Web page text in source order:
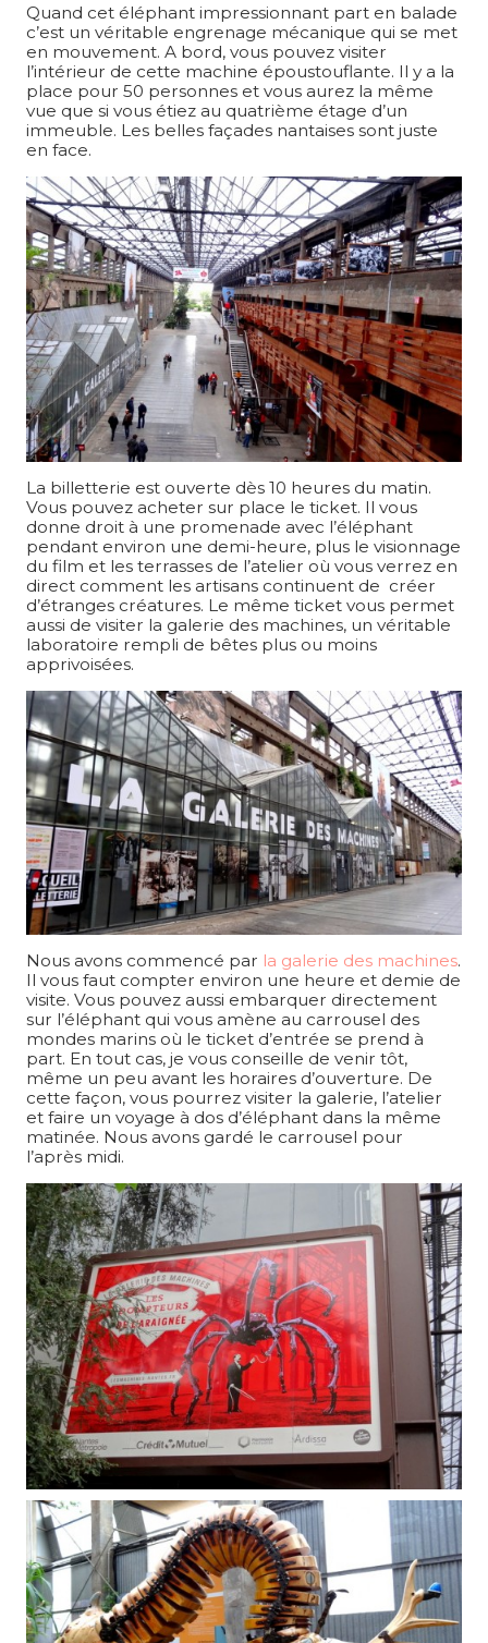
Quand cet éléphant impressionnant part en balade
c’est un véritable engrenage mécanique qui se met
en mouvement. A bord, vous pouvez visiter
l’intérieur de cette machine époustouflante. Il y a la
place pour 50 personnes et vous aurez la même
vue que si vous étiez au quatrième étage d’un
immeuble. Les belles façades nantaises sont juste
en face.
La billetterie est ouverte dès 10 heures du matin.
Vous pouvez acheter sur place le ticket. Il vous
donne droit à une promenade avec l’éléphant
pendant environ une demi-heure, plus le visionnage
du film et les terrasses de l’atelier où vous verrez en
direct comment les artisans continuent de créer
d’étranges créatures. Le même ticket vous permet
aussi de visiter la galerie des machines, un véritable
laboratoire rempli de bêtes plus ou moins
apprivoisées.
Nous avons commencé par la galerie des machines.
Il vous faut compter environ une heure et demie de
visite. Vous pouvez aussi embarquer directement
sur l’éléphant qui vous amène au carrousel des
mondes marins où le ticket d’entrée se prend à
part. En tout cas, je vous conseille de venir tôt,
même un peu avant les horaires d’ouverture. De
cette façon, vous pourrez visiter la galerie, l’atelier
et faire un voyage à dos d’éléphant dans la même
matinée. Nous avons gardé le carrousel pour
l’après midi.